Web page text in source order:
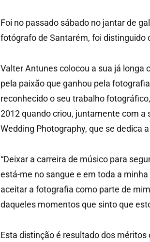
Foi no passado sábado no jantar de
fotógrafo de Santarém, foi distinguido
Valter Antunes colocou a sua já longa
pela paixão que ganhou pela
reconhecido o seu trabalho
2012 quando criou, juntamente com a
Wedding Photography, que se dedica
“Deixar a carreira de músico para
está-me no sangue e em toda a
aceitar a fotografia como parte de
daqueles momentos que sinto que
Esta distinção é resultado dos